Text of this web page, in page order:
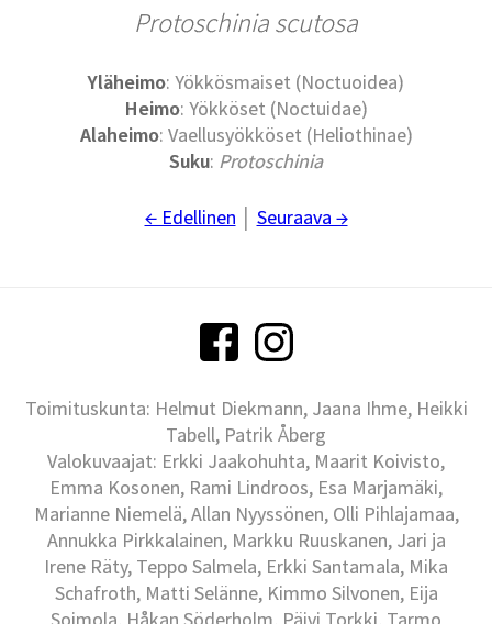
Protoschinia scutosa
Yläheimo: Yökkösmaiset (Noctuoidea)
Heimo: Yökköset (Noctuidae)
Alaheimo: Vaellusyökköset (Heliothinae)
Suku: Protoschinia
← Edellinen Seuraava →
Toimituskunta: Helmut Diekmann, Jaana Ihme, Heikki
Tabell, Patrik Åberg
Valokuvaajat: Erkki Jaakohuhta, Maarit Koivisto,
Emma Kosonen, Rami Lindroos, Esa Marjamäki,
Marianne Niemelä, Allan Nyyssönen, Olli Pihlajamaa,
Annukka Pirkkalainen, Markku Ruuskanen, Jari ja
Irene Räty, Teppo Salmela, Erkki Santamala, Mika
Schafroth, Matti Selänne, Kimmo Silvonen, Eija